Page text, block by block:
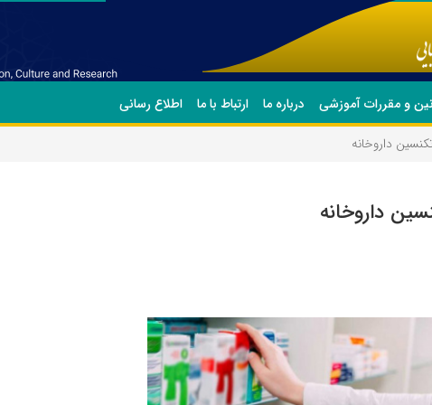
و مقررات آموزشی درباره ما ارتباط با ما
اطلاع رسانی
داروخانه
داروخانه